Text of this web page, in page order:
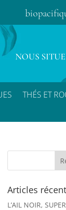
NOUS
THÉS ET
Articles
L’AIL NOIR,